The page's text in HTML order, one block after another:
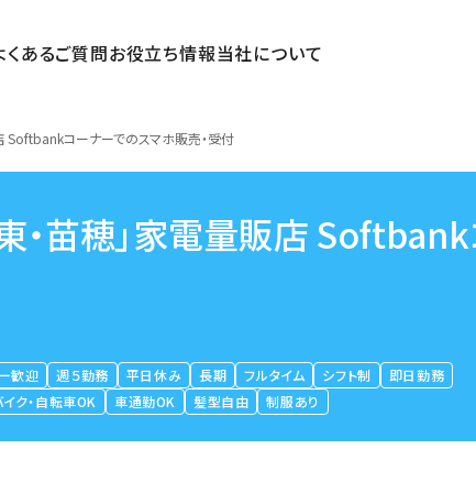
くあるご質問お役立ち情報当社について
Softbankコーナーでのスマホ販売・受付
・苗穂」家電量販店
歓迎 週５勤務 平日休み 長期 フルタイム シフト制
即日勤務
イク・自転車OK 車通勤OK 髪型自由 制服あり